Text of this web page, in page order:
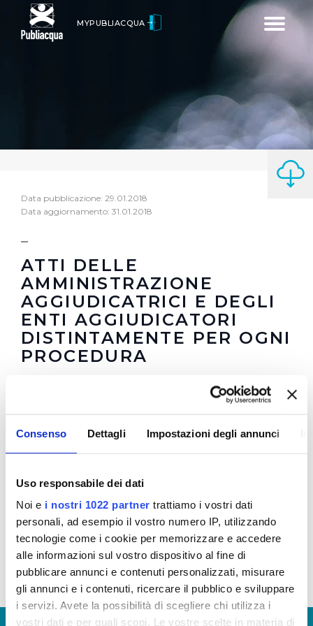
Consenso Dettagli Impostazioni degli annunci
Uso responsabile dei dati
Noi e i nostri 1022 partner trattiamo i vostri dati
personali, ad esempio il vostro numero IP, utilizzando
tecnologie come i cookie per memorizzare e accedere
alle informazioni sul vostro dispositivo al fine di
pubblicare annunci e contenuti personalizzati, misurare
gli annunci e i contenuti, ricercare il pubblico e sviluppare
i servizi. Avete la possibilità di scegliere chi utilizza i
vostri dati e per quali scopi. Le vostre scelte in materia di
Toggle
MYPUBLIACQUA
Data pubblicazione: 29.01.2018
Data aggiornamento: 31.01.2018
ATTI DELLE
AMMINISTRAZIONE
AGGIUDICATRICI E DEGLI
ENTI AGGIUDICATORI
DISTINTAMENTE PER OGNI
PROCEDURA
Garain corso e scaduti
Bandi di gara 2017 - Aggiornamento anni: 2013-
2014-2015-2016-2017
Documenti allegati